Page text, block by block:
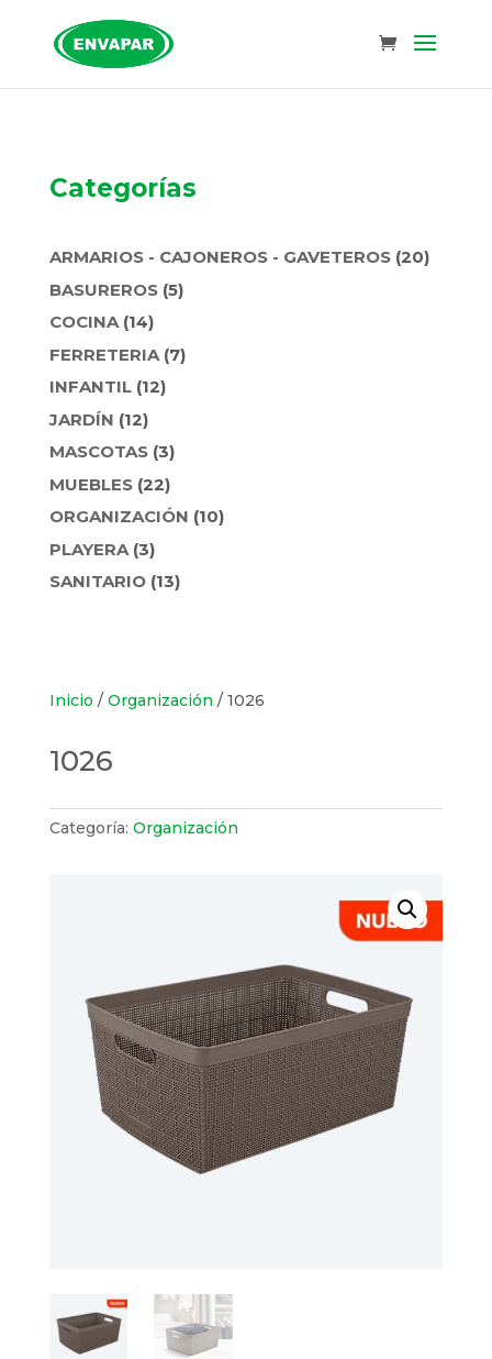
Categorías
ARMARIOS - CAJONEROS - GAVETEROS 2020
BASUREROS 55
COCINA 1414
PRODUCTOS
FERRETERIA 77
INFANTIL 1212
JARDÍN 1212
PRODUCTOS
MASCOTAS 33
PRODUCTOS
MUEBLES 2222
PRODUCTOS
ORGANIZACIÓN 1010
PLAYERA 33
PRODUCTOS
SANITARIO 1313
Inicio / Organización / 1026
1026
Categoría: Organización